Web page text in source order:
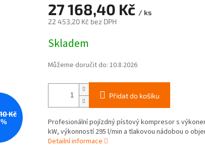
Kč
27 168,40 Kč / ks
22 453,20 Kč bez DPH
cena:
Skladem
Můžeme doručit do: 10.8.2026
Přidat do košíku
Profesionální pojízdný pístový kompresor s
kW, výkonností 295 l/min a tlakovou nádobou o
Detailní informace